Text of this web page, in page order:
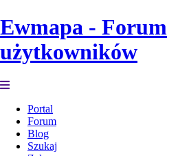
Ewmapa - Forum
użytkowników
Portal
Forum
Blog
Szukaj